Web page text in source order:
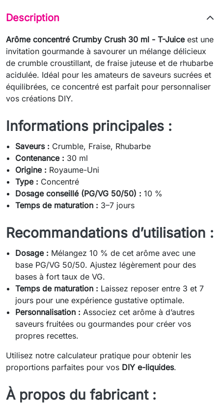
Description
Arôme concentré Crumby Crush 30 ml - T-Juiceest une
invitation gourmande à savourer un mélange délicieux
de crumble croustillant, de fraise juteuse et de rhubarbe
acidulée. Idéal pour les amateurs de saveurs sucrées et
équilibrées, ce concentré est parfait pour personnaliser
vos créations DIY.
Informations principales :
Saveurs : Crumble, Fraise, Rhubarbe
Contenance : 30 ml
Origine : Royaume-Uni
Type : Concentré
Dosage conseillé (PG/VG 50/50) : 10 %
Temps de maturation : 3–7 jours
Recommandations d’utilisation :
Dosage : Mélangez 10 % de cet arôme avec une
base PG/VG 50/50. Ajustez légèrement pour des
bases à fort taux de VG.
Temps de maturation : Laissez reposer entre 3 et 7
jours pour une expérience gustative optimale.
Personnalisation : Associez cet arôme à d’autres
saveurs fruitées ou gourmandes pour créer vos
propres recettes.
Utilisez notre calculateur pratique pour obtenir les
proportions parfaites pour vos DIY e-liquides.
À propos du fabricant :